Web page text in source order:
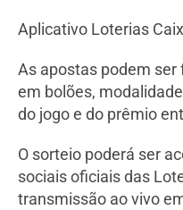
Aplicativo Loterias
As apostas podem
em bolões,
do jogo e do prêmio
O sorteio poderá ser
sociais oficiais das
transmissão ao vivo